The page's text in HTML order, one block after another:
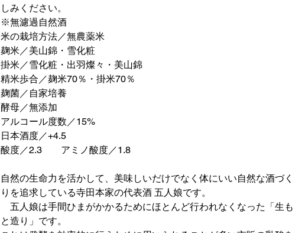
しみください。
※無濾過自然酒
米の栽培方法／無農薬米
麹米／美山錦・雪化粧
掛米／雪化粧・出羽燦々・美山錦
精米歩合／麹米70％・掛米70％
麹菌／自家培養
酵母／無添加
アルコール度数／15%
日本酒度／+4.5
酸度／2.3 アミノ酸度／1.8
自然の生命力を活かして、美味しいだけでなく体にいい自然な酒づく
りを追求している寺田本家の代表酒 五人娘です。
五人娘は手間ひまがかかるためにほとんど行われなくなった「生も
と造り」です。